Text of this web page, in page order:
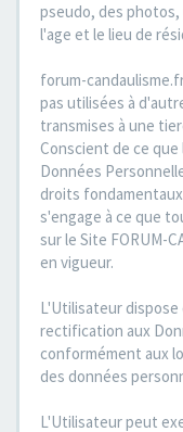
pseudo, des
l'age et le lieu de
forum-
pas utilisées à
transmises à une
Conscient de ce
Données
droits
s'engage à ce que
sur le Site FORUM-
en vigueur.
L'Utilisateur
rectification aux
conformément aux
des données
L'Utilisateur peut